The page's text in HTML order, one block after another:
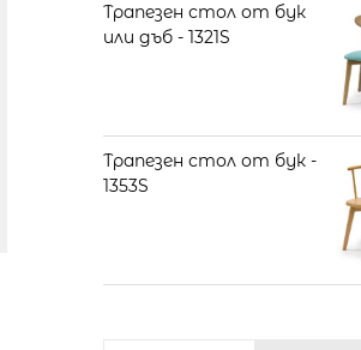
Трапезен стол от бук
или дъб - 1321S
Трапезен стол от бук -
1353S